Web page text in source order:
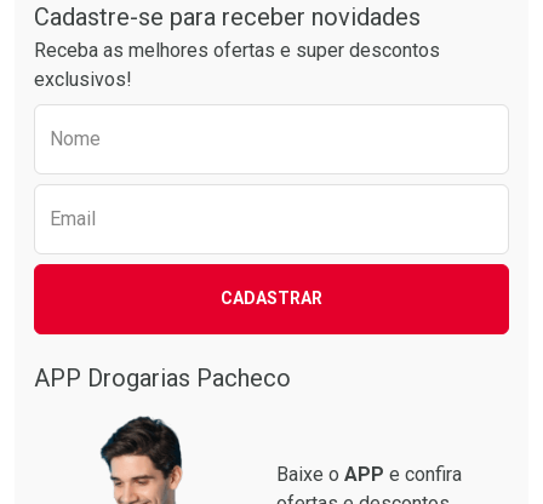
Cadastre-se para receber novidades
Receba as melhores ofertas e super descontos
exclusivos!
Nome
Email
CADASTRAR
APP Drogarias Pacheco
Baixe o APP e confira